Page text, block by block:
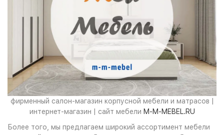
фирменный салон-магазин корпусной мебели и матрасов |
интернет-магазин | сайт мебели M-M-MEBEL.RU
Более того, мы предлагаем широкий ассортимент мебели